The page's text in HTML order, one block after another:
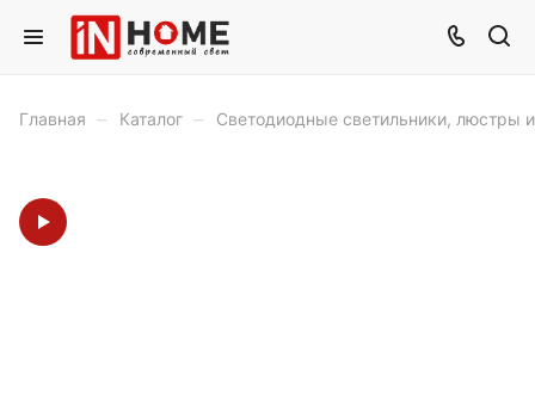
Главная – Каталог – Светодиодные светильники, люстры